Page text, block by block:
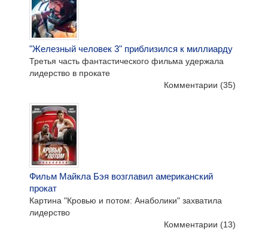
"Железный человек 3" приблизился к миллиарду
Третья часть фантастического фильма удержала
лидерство в прокате
Комментарии (35)
Фильм Майкла Бэя возглавил американский
прокат
Картина "Кровью и потом: Анаболики" захватила
лидерство
Комментарии (13)